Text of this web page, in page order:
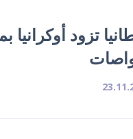
تزود